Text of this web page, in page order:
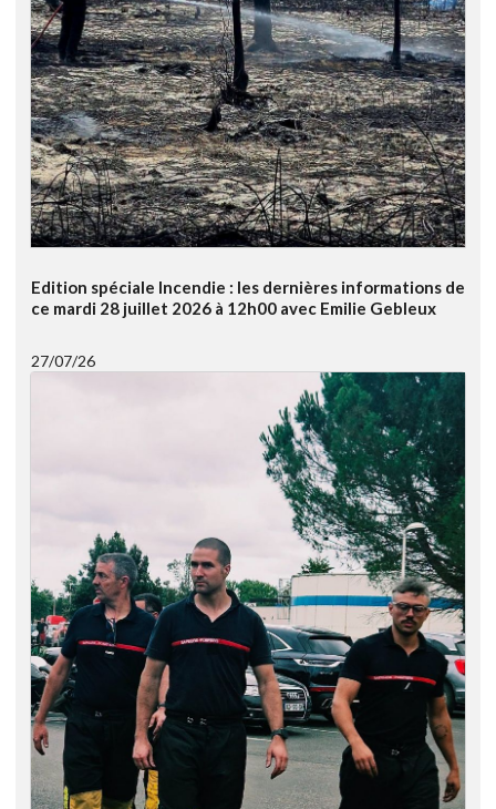
Edition spéciale Incendie : les dernières informations de
ce mardi 28 juillet 2026 à 12h00 avec Emilie Gebleux
27/07/26